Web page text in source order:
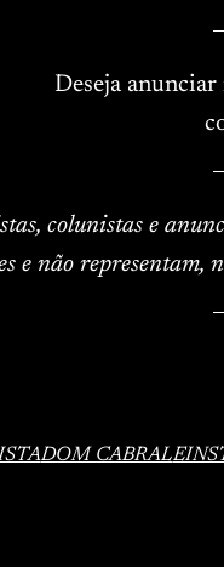
Deseja
colunistas e
e não representam,
DOM CABRAL